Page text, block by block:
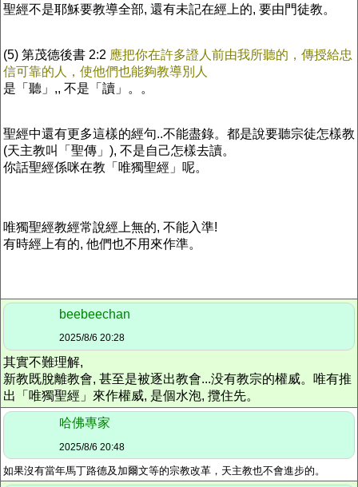
聖經不是耶穌要教導全部, 還有未記在經上的, 要由門徒教。
(5) 第茂德後書 2:2 應把你在許多證人前由我所聽的，傳授給忠
信可靠的人，使他們也能夠教導別人
是「聽」,, 不是「讀」。。
聖經中還有更多這樣的經句..不能盡錄。都是說要聽宗徒怎樣教
(天主教叫「聖傳」), 不是自己怎樣去讀。
你話聖經係咪在教「唯獨聖經」呢。
唯獨聖經教經常說經上無的, 不能入準!
有時經上有的, 他們也不用來作準。
beebeechan
2025/8/6 20:28
其實不難理解,
新教既脫離教會, 甚至是被逐出教會...没有教宗的權威。唯有推
出「唯獨聖經」來作權威, 是個水泡, 攬住先。
哈佛專家
2025/8/6 20:48
如果沒有當年馬丁路德及加爾文等的宗教改革，天主教也不會進步的。